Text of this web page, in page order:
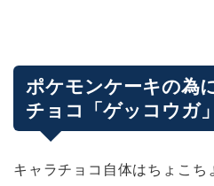
ポケモンケーキの為
チョコ「ゲッコウガ
キャラチョコ自体はちょこち